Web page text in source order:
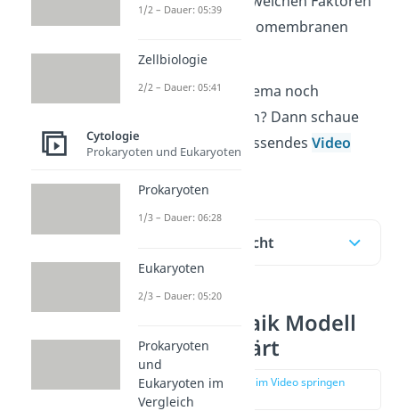
von Biomembranen
abhängig ist.
Du willst dieses Thema noch
schneller verstehen? Dann schaue
dir gerne unser passendesVideo
Inhaltsübersicht
Flüssig Mosaik Modell
einfach erklärt
zur Stelle im Video springen
1/2 – Dauer: 05:39
Zellbiologie
2/2 – Dauer: 05:41
Cytologie
Prokaryoten und Eukaryoten
Prokaryoten
1/3 – Dauer: 06:28
Eukaryoten
2/3 – Dauer: 05:20
Prokaryoten
und
Eukaryoten im
Vergleich